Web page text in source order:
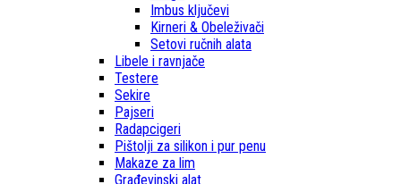
Imbus ključevi
Kirneri & Obeleživači
Setovi ručnih alata
Libele i ravnjače
Testere
Sekire
Pajseri
Radapcigeri
Pištolji za silikon i pur penu
Makaze za lim
Građevinski alat